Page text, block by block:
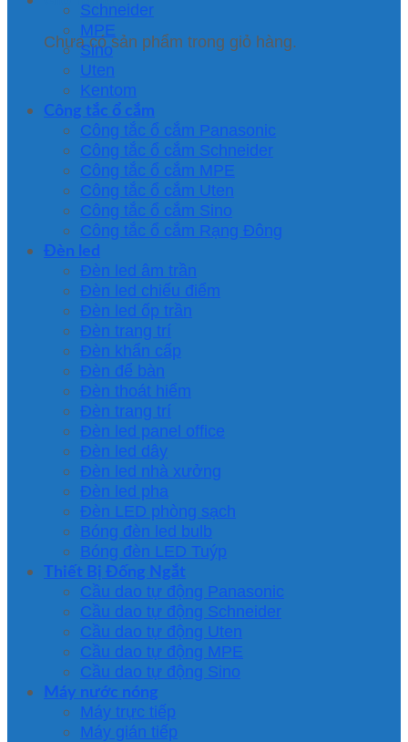
Chưa có sản phẩm trong giỏ hàng.
Schneider
MPE
Sino
Uten
Kentom
Công tắc ổ cắm
Công tắc ổ cắm Panasonic
Công tắc ổ cắm Schneider
Công tắc ổ cắm MPE
Công tắc ổ cắm Uten
Công tắc ổ cắm Sino
Công tắc ổ cắm Rạng Đông
Đèn led
Đèn led âm trần
Đèn led chiếu điểm
Đèn led ốp trần
Đèn trang trí
Đèn khẩn cấp
Đèn để bàn
Đèn thoát hiểm
Đèn trang trí
Đèn led panel office
Đèn led dây
Đèn led nhà xưởng
Đèn led pha
Đèn LED phòng sạch
Bóng đèn led bulb
Bóng đèn LED Tuýp
Thiết Bị Đống Ngắt
Cầu dao tự động Panasonic
Cầu dao tự động Schneider
Cầu dao tự động Uten
Cầu dao tự động MPE
Cầu dao tự động Sino
Máy nước nóng
Máy trực tiếp
Máy gián tiếp